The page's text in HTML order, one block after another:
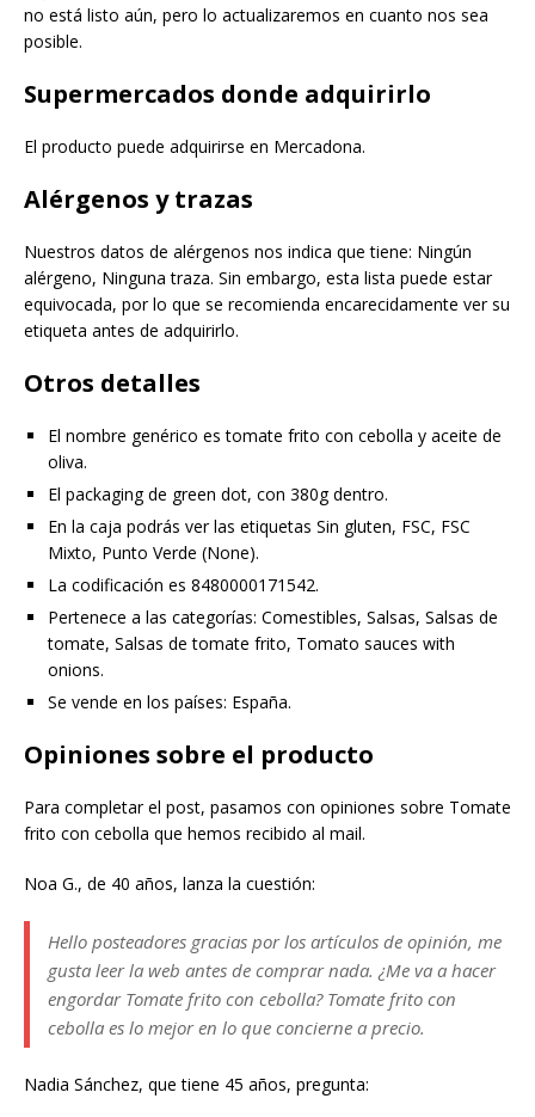
no está listo aún, pero lo actualizaremos en cuanto nos sea
posible.
Supermercados donde adquirirlo
El producto puede adquirirse en Mercadona.
Alérgenos y trazas
Nuestros datos de alérgenos nos indica que tiene: Ningún
alérgeno, Ninguna traza. Sin embargo, esta lista puede estar
equivocada, por lo que se recomienda encarecidamente ver su
etiqueta antes de adquirirlo.
Otros detalles
El nombre genérico es tomate frito con cebolla y aceite de
oliva.
El packaging de green dot, con 380g dentro.
En la caja podrás ver las etiquetas Sin gluten, FSC, FSC
Mixto, Punto Verde (None).
La codificación es 8480000171542.
Pertenece a las categorías: Comestibles, Salsas, Salsas de
tomate, Salsas de tomate frito, Tomato sauces with
onions.
Se vende en los países: España.
Opiniones sobre el producto
Para completar el post, pasamos con opiniones sobre Tomate
frito con cebolla que hemos recibido al mail.
Noa G., de 40 años, lanza la cuestión:
Hello posteadores gracias por los artículos de opinión, me
gusta leer la web antes de comprar nada. ¿Me va a hacer
engordar Tomate frito con cebolla? Tomate frito con
cebolla es lo mejor en lo que concierne a precio.
Nadia Sánchez, que tiene 45 años, pregunta: